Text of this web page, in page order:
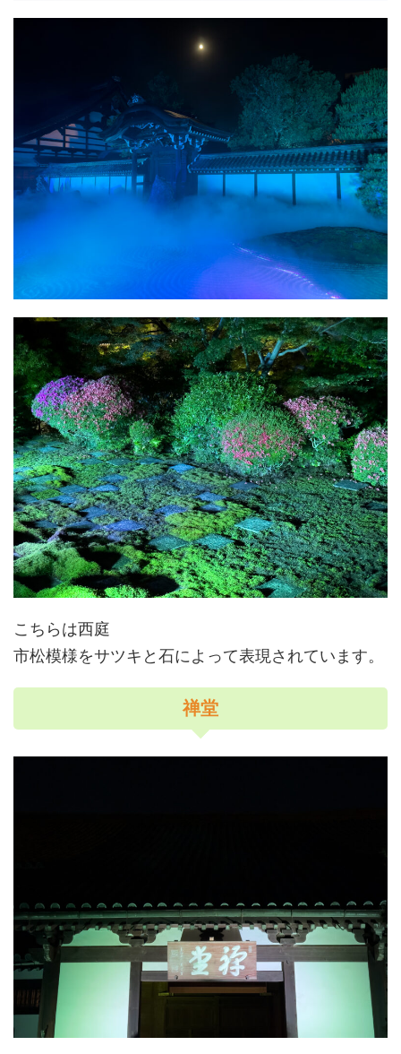
こちらは西庭
市松模様をサツキと石によって表現されています。
禅堂